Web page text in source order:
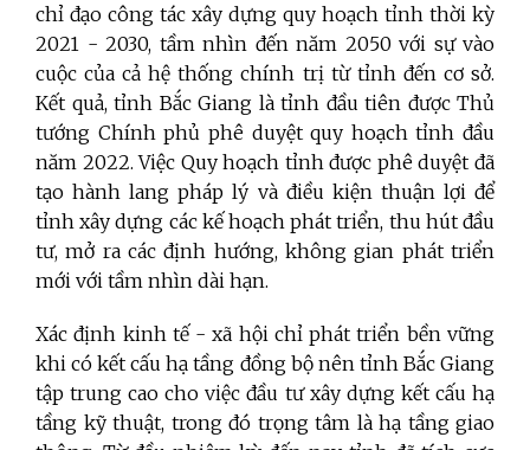
chỉ đạo công tác xây dựng quy hoạch tỉnh thời kỳ
2021 - 2030, tầm nhìn đến năm 2050 với sự vào
cuộc của cả hệ thống chính trị từ tỉnh đến cơ sở.
Kết quả, tỉnh Bắc Giang là tỉnh đầu tiên được Thủ
tướng Chính phủ phê duyệt quy hoạch tỉnh đầu
năm 2022. Việc Quy hoạch tỉnh được phê duyệt đã
tạo hành lang pháp lý và điều kiện thuận lợi để
tỉnh xây dựng các kế hoạch phát triển, thu hút đầu
tư, mở ra các định hướng, không gian phát triển
mới với tầm nhìn dài hạn.
Xác định kinh tế - xã hội chỉ phát triển bền vững
khi có kết cấu hạ tầng đồng bộ nên tỉnh Bắc Giang
tập trung cao cho việc đầu tư xây dựng kết cấu hạ
tầng kỹ thuật, trong đó trọng tâm là hạ tầng giao